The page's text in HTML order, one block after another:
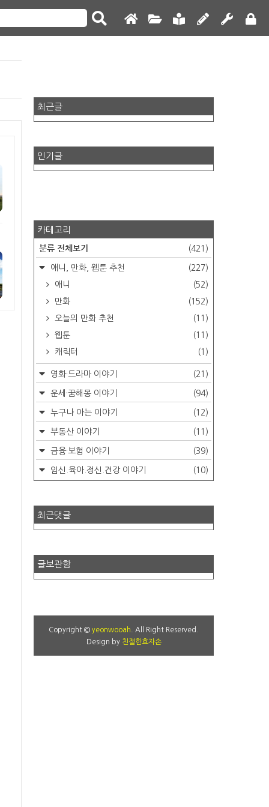
최근글
인기글
카테고리
분류 전체보기 (421)
애니, 만화, 웹툰 추천
(227)
애니
(52)
만화
(152)
오늘의 만화 추천
(11)
웹툰
(11)
캐릭터
(1)
영화·드라마 이야기 (21)
운세·꿈해몽 이야기 (94)
누구나 아는 이야기 (12)
부동산 이야기 (11)
금융·보험 이야기 (39)
임신.육아.정신.건강 이야기 (10)
최근댓글
글보관함
Copyright ©yeonwooah . All Right Reserved.
Design by 친절한효자손